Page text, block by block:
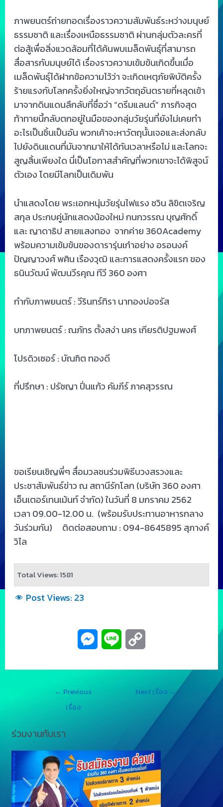
ภาพยนตร์ถ่ายทอดเรื่องราวความสัมพันธ์ระหว่างมนุษย์
ธรรมชาติ และเรื่องเหนือธรรมชาติ ผ่านกลุ่มตัวละครที่
ต่อสู้เพื่อสิ่งแวดล้อมที่ได้ค้นพบเมล็ดพันธุ์ที่สามารถ
สื่อสารกับมนุษย์ได้ เรื่องราวความเข้มข้นเกิดขึ้นเมื่อ
เมล็ดพันธุ์ได้ฝากข้อความไว้ว่า จะเกิดเหตุภัยพิบัติครั้ง
ร้ายแรงกับโลกครั้งยิ่งใหญ่จากวัตถุอันตรายที่หลุดเข้า
มาจากดินแดนลึกลับที่ชื่อว่า “ดรีมแลนด์” ภารกิจสุด
ท้าทายนี้กลับตกอยู่ในมือของกลุ่มวัยรุ่นที่ยังไม่เคยทำ
อะไรเป็นชิ้นเป็นอัน พวกเค้าจะหาวัตถุนั้นเจอและส่งกลับ
ไปยังดินแดนที่มันจากมาให้ได้ทันเวลาหรือไม่ และโลกจะ
สูญสิ้นเพียงใด นี่เป็นโอกาสสำคัญที่พวกเขาจะได้พิสูจน์
ตัวเอง โดยมีโลกเป็นเดิมพัน
นำแสดงโดย พระเอกหนุ่มวัยรุ่นไฟแรง ชวิน ลิขิตเจริญ
สกุล ประกบคู่นักแสดงน้องใหม่ กนกวรรณ บุญศักดิ์
และ ญาดาธิป สายแสงทอง จากค่าย 360Academy
พร้อมความเข้มข้นของดารารุ่นเก๋าอย่าง อรอนงค์
ปัญญาวงศ์ พศิน เรืองวุฒิ และการแสดงครั้งแรก ของ
ธนินวัฒน์ พัฒนวีรคุณ ทีวี 360 องศา
กำกับภาพยนตร์ : วีรินทร์ทิรา นาทองบ่อจรัส
บทภาพยนตร์​ : ณภัทร ตั้งสง่า นคร เกียรติปฐมพงศ์
โปรดิวเซอร์ : บัณฑิต ทองดี
ที่ปรึกษา : ปรัชญา ปิ่นแก้ว คัมภีร์ ภาคสุวรรณ
ขอเรียนเชิญพี่ๆ สื่อมวลชนร่วมพิธีบวงสรวงและ
ประชาสัมพันธ์ข่าว ณ สถานีรักโลก (บริษัท 360 องศา
เอ็นเตอร์เทนเม้นท์ จำกัด) ในวันที่ 8 มกราคม 2562
เวลา 09.00-12.00 น. (พร้อมรับประทานอาหารกลาง
วันร่วมกัน) ติดต่อสอบถาม : 094-8645895 สุภางค์
วิไล
Total Views: 1581
Post Views: 23
g
e
r
n
k
← Previous
เรื่อง
Next เรื่อง →
ร่วมงานกับเรา